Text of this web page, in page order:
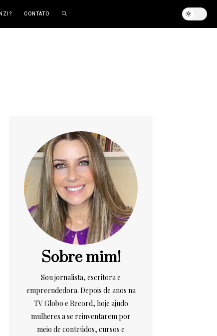
CONTATO
Sobre mim!
Sou jornalista, escritora e
empreendedora. Depois de anos na
TV Globo e Record, hoje ajudo
mulheres a se reinventarem por
meio de conteúdos, cursos e